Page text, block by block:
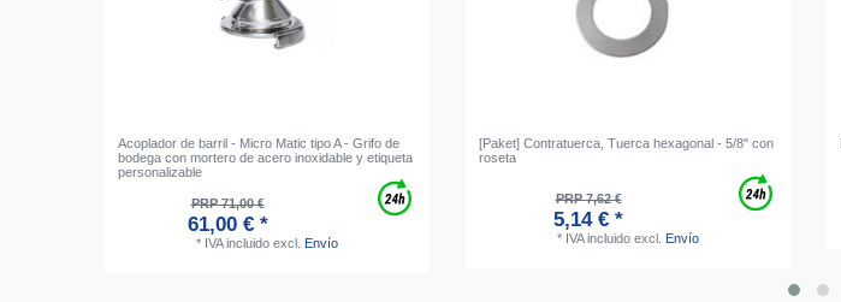
Acoplador de barril - Micro Matic tipo A - Grifo de
bodega con mortero de acero inoxidable y etiqueta
personalizable
PRP 71,00 €
61,00 € *
* IVA incluido excl. Envío
[Paket] Contratuerca, Tuerca hexagonal - 5/8" con
roseta
PRP 7,62 €
5,14 € *
* IVA incluido excl. Envío